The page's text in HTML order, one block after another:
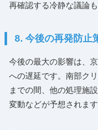
再確認する冷静な議論
8. 今後の再発防止
今後の最大の影響は、
への遅延です。南部ク
までの間、他の処理施
変動などが予想されます